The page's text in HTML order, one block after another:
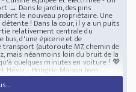
→ Dans le jardin, des pins
le nouveau propriétaire. Une
! Dans la cour, il y a un puits
relativement centrale du
d'une épicerie et de
(autoroute M7, chemin de
mais néanmoins loin du bruit de la
quelques minutes en voiture ! 💖
Hévíz - Hongrie Maison bien
1067m2 dans le comt&